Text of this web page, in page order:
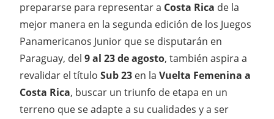
prepararse para representar a Costa Rica de la
mejor manera en la segunda edición de los Juegos
Panamericanos Junior que se disputarán en
Paraguay, del 9 al 23 de agosto, también aspira a
revalidar el título Sub 23 en la Vuelta Femenina a
Costa Rica, buscar un triunfo de etapa en un
terreno que se adapte a su cualidades y a ser